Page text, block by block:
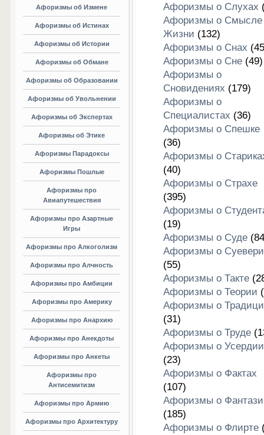
Афоризмы об Измене
Афоризмы об Истинах
Афоризмы об Истории
Афоризмы об Обмане
Афоризмы об Образовании
Афоризмы об Увольнении
Афоризмы об Экспертах
Афоризмы об Этике
Афоризмы Парадоксы
Афоризмы Пошлые
Афоризмы про
Авиапутешествия
Афоризмы про Азартные
Игры
Афоризмы про Алкоголизм
Афоризмы про Алчность
Афоризмы про Амбиции
Афоризмы про Америку
Афоризмы про Анархию
Афоризмы про Анекдоты
Афоризмы про Анкеты
Афоризмы про
Антисемитизм
Афоризмы про Армию
Афоризмы про Архитектуру
Афоризмы о Слухах
Афоризмы о Смысле
Жизни (132)
Афоризмы о Снах
Афоризмы о Сне(49)
Афоризмы о
Сновидениях (179)
Афоризмы о
Специалистах (36)
Афоризмы о Спешке
(36)
Афоризмы о
(40)
Афоризмы о Страхе
(395)
Афоризмы о
(19)
Афоризмы о Суде
Афоризмы о
(55)
Афоризмы о Такте
Афоризмы о Теории
Афоризмы о
(31)
Афоризмы о Труде
Афоризмы о Усердии
(23)
Афоризмы о Фактах
(107)
Афоризмы о
(185)
Афоризмы о Флирте